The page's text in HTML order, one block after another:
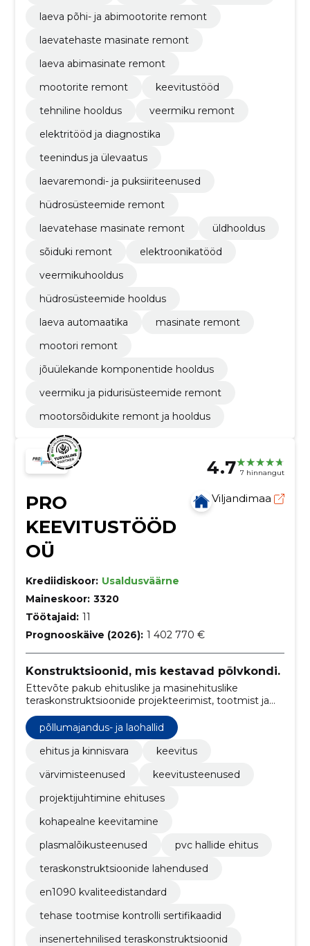
laeva põhi- ja abimootorite remont
laevatehaste masinate remont
laeva abimasinate remont
mootorite remont
keevitustööd
tehniline hooldus
veermiku remont
elektritööd ja diagnostika
teenindus ja ülevaatus
laevaremondi- ja puksiiriteenused
hüdrosüsteemide remont
laevatehase masinate remont
üldhooldus
sõiduki remont
elektroonikatööd
veermikuhooldus
hüdrosüsteemide hooldus
laeva automaatika
masinate remont
mootori remont
jõuülekande komponentide hooldus
veermiku ja pidurisüsteemide remont
mootorsõidukite remont ja hooldus
4.7 7 hinnangut
PRO
KEEVITUSTÖÖD
OÜ
Viljandimaa
Krediidiskoor: Usaldusväärne
Maineskoor: 3320
Töötajaid: 11
Prognooskäive (2026): 1 402 770 €
Konstruktsioonid, mis kestavad põlvkondi.
Ettevõte pakub ehituslike ja masinehituslike
teraskonstruktsioonide projekteerimist, tootmist ja
teostatakse keevitus- ja lõiketöid.
põllumajandus- ja laohallid
ehitus ja kinnisvara
keevitus
värvimisteenused
keevitusteenused
projektijuhtimine ehituses
kohapealne keevitamine
plasmalõikusteenused
pvc hallide ehitus
teraskonstruktsioonide lahendused
en1090 kvaliteedistandard
tehase tootmise kontrolli sertifikaadid
insenertehnilised teraskonstruktsioonid